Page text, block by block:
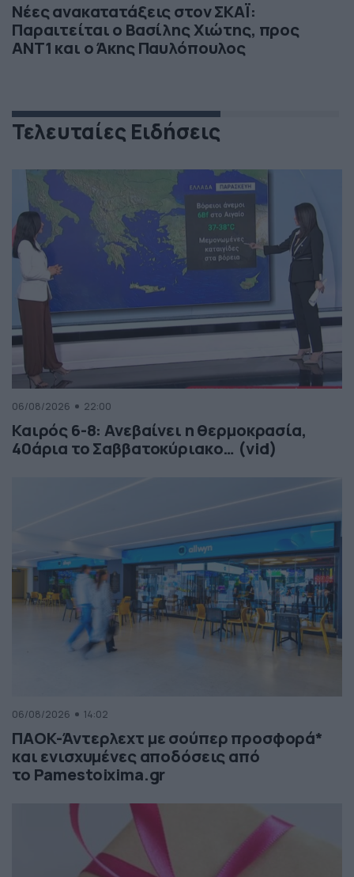
Νέες ανακατατάξεις στον ΣΚΑΪ:
Παραιτείται ο Βασίλης Χιώτης, προς
ΑΝΤ1 και ο Άκης Παυλόπουλος
Τελευταίες Ειδήσεις
06/08/2026 22:00
Καιρός 6-8: Ανεβαίνει η θερμοκρασία,
40άρια το Σαββατοκύριακο… (vid)
06/08/2026 14:02
ΠΑΟΚ-Άντερλεχτ με σούπερ προσφορά*
και ενισχυμένες αποδόσεις από
το Pamestoixima.gr